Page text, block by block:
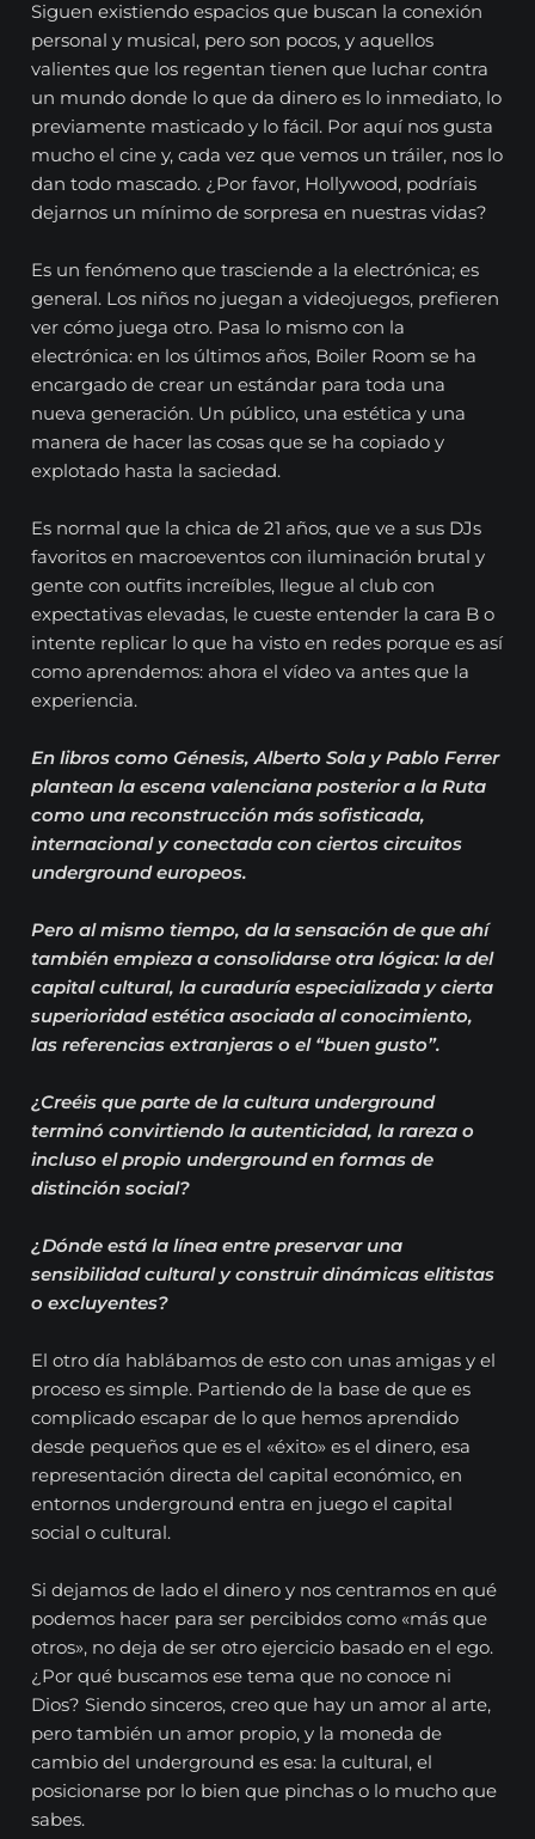
Siguen existiendo espacios que buscan la conexión
personal y musical, pero son pocos, y aquellos
valientes que los regentan tienen que luchar contra
un mundo donde lo que da dinero es lo inmediato, lo
previamente masticado y lo fácil. Por aquí nos gusta
mucho el cine y, cada vez que vemos un tráiler, nos lo
dan todo mascado. ¿Por favor, Hollywood, podríais
dejarnos un mínimo de sorpresa en nuestras vidas?
Es un fenómeno que trasciende a la electrónica; es
general. Los niños no juegan a videojuegos, prefieren
ver cómo juega otro. Pasa lo mismo con la
electrónica: en los últimos años, Boiler Room se ha
encargado de crear un estándar para toda una
nueva generación. Un público, una estética y una
manera de hacer las cosas que se ha copiado y
explotado hasta la saciedad.
Es normal que la chica de 21 años, que ve a sus DJs
favoritos en macroeventos con iluminación brutal y
gente con outfits increíbles, llegue al club con
expectativas elevadas, le cueste entender la cara B o
intente replicar lo que ha visto en redes porque es así
como aprendemos: ahora el vídeo va antes que la
experiencia.
En libros como Génesis, Alberto Sola y Pablo Ferrer
plantean la escena valenciana posterior a la Ruta
como una reconstrucción más sofisticada,
internacional y conectada con ciertos circuitos
underground europeos.
Pero al mismo tiempo, da la sensación de que ahí
también empieza a consolidarse otra lógica: la del
capital cultural, la curaduría especializada y cierta
superioridad estética asociada al conocimiento,
las referencias extranjeras o el “buen gusto”.
¿Creéis que parte de la cultura underground
terminó convirtiendo la autenticidad, la rareza o
incluso el propio underground en formas de
distinción social?
¿Dónde está la línea entre preservar una
sensibilidad cultural y construir dinámicas elitistas
o excluyentes?
El otro día hablábamos de esto con unas amigas y el
proceso es simple. Partiendo de la base de que es
complicado escapar de lo que hemos aprendido
desde pequeños que es el «éxito» es el dinero, esa
representación directa del capital económico, en
entornos underground entra en juego el capital
social o cultural.
Si dejamos de lado el dinero y nos centramos en qué
podemos hacer para ser percibidos como «más que
otros», no deja de ser otro ejercicio basado en el ego.
¿Por qué buscamos ese tema que no conoce ni
Dios? Siendo sinceros, creo que hay un amor al arte,
pero también un amor propio, y la moneda de
cambio del underground es esa: la cultural, el
posicionarse por lo bien que pinchas o lo mucho que
sabes.